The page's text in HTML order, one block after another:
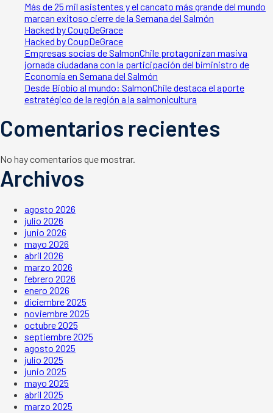
Más de 25 mil asistentes y el cancato más grande del mundo
marcan exitoso cierre de la Semana del Salmón
Hacked by CoupDeGrace
Hacked by CoupDeGrace
Empresas socias de SalmonChile protagonizan masiva
jornada ciudadana con la participación del biministro de
Economía en Semana del Salmón
Desde Biobío al mundo: SalmonChile destaca el aporte
estratégico de la región a la salmonicultura
Comentarios recientes
No hay comentarios que mostrar.
Archivos
agosto 2026
julio 2026
junio 2026
mayo 2026
abril 2026
marzo 2026
febrero 2026
enero 2026
diciembre 2025
noviembre 2025
octubre 2025
septiembre 2025
agosto 2025
julio 2025
junio 2025
mayo 2025
abril 2025
marzo 2025